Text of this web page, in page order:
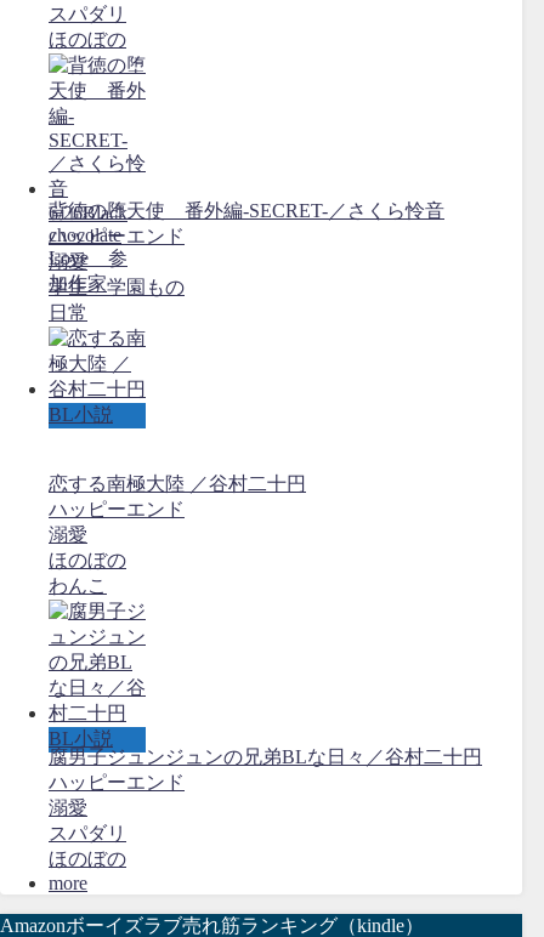
スパダリ
ほのぼの
6/26Black
chocolate
Love 参
加作家
背徳の堕天使 番外編-SECRET-／さくら怜音
ハッピーエンド
溺愛
学生・学園もの
日常
BL小説
恋する南極大陸 ／谷村二十円
ハッピーエンド
溺愛
ほのぼの
わんこ
BL小説
腐男子ジュンジュンの兄弟BLな日々／谷村二十円
ハッピーエンド
溺愛
スパダリ
ほのぼの
more
Amazonボーイズラブ売れ筋ランキング（kindle）